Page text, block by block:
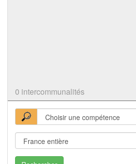
0 intercommunalités